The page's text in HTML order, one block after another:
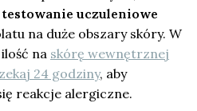
testowanie uczuleniowe
na duże obszary skóry. W
na skórę wewnętrznej
24 godziny, aby
reakcje alergiczne.